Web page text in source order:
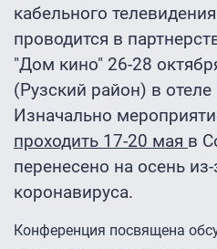
кабельного
проводится в
"Дом кино" 26-28
(Рузский район) в отеле
Изначально
проходить 17-20 мая в
перенесено на осень
коронавируса.
Конференция посвящена